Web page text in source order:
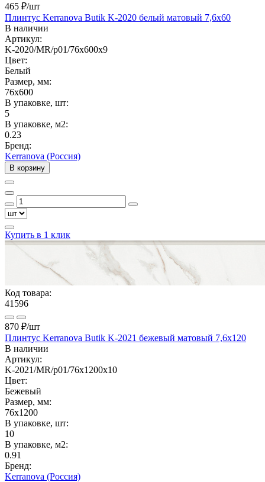
465 ₽/шт
Плинтус Kerranova Butik K-2020 белый матовый 7,6x60
В наличии
Артикул:
K-2020/MR/p01/76x600x9
Цвет:
Белый
Размер, мм:
76x600
В упаковке, шт:
5
В упаковке, м2:
0.23
Бренд:
Kerranova (Россия)
В корзину
Купить в 1 клик
Код товара:
41596
870 ₽/шт
Плинтус Kerranova Butik K-2021 бежевый матовый 7,6x120
В наличии
Артикул:
K-2021/MR/p01/76x1200x10
Цвет:
Бежевый
Размер, мм:
76x1200
В упаковке, шт:
10
В упаковке, м2:
0.91
Бренд:
Kerranova (Россия)